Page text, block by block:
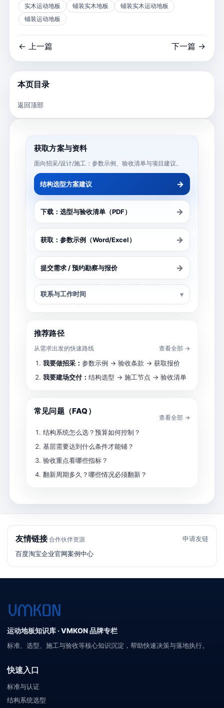
实木运动地板 铺装实木地板
铺装实木运动地板
铺装运动地板
← 上一篇 下一篇 →
本页目录
返回顶部
获取方案与资料
面向招采/设计/施工：参数示例、验收清单与项目建议。
结构选型方案建议 →
下载：选型与验收清单（PDF） →
获取：参数示例（Word/Excel） →
提交需求 / 预约勘察与报价 →
联系与工作时间
推荐路径
从需求出发的快速路线 查看全部 →
我要做招采： 参数示例 → 验收条款 → 获取报价
我要建场交付： 结构选型 → 施工节点 → 验收清单
常见问题（FAQ）
查看全部 →
结构系统怎么选？预算如何控制？
基层需要达到什么条件才能铺？
验收重点看哪些指标？
翻新周期多久？哪些情况必须翻新？
友情链接合作伙伴资源
申请友链
百度淘宝企业官网案例中心
运动地板知识库 · VMKON 品牌专栏
标准、选型、施工与验收等核心知识沉淀，帮助快速决策与落地执行。
快速入口
标准与认证
结构系统选型